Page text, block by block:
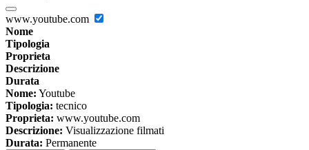
www.youtube.com
Nome
Tipologia
Proprieta
Descrizione
Durata
Nome: Youtube
Tipologia: tecnico
Proprieta: www.youtube.com
Descrizione: Visualizzazione filmati
Durata: Permanente